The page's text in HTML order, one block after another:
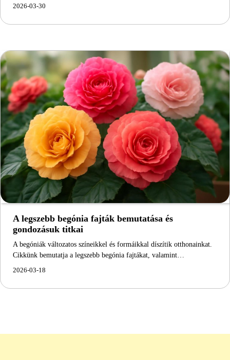
2026-03-30
A legszebb begónia fajták bemutatása és
gondozásuk titkai
A begóniák változatos színeikkel és formáikkal díszítik otthonainkat.
Cikkünk bemutatja a legszebb begónia fajtákat, valamint…
2026-03-18